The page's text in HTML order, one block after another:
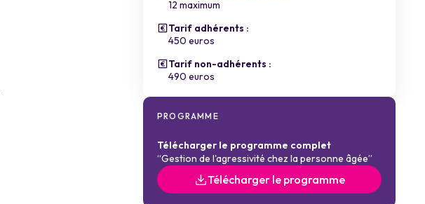
12 maximum
Tarif adhérents :
450 euros
Tarif non-adhérents :
490 euros
PROGRAMME
Télécharger le programme complet
“Gestion de l'agressivité chez la personne âgée”
Télécharger le programme